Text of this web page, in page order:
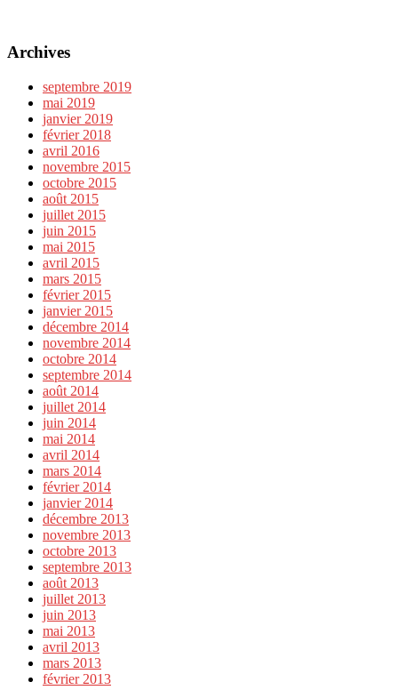
Archives
septembre 2019
mai 2019
janvier 2019
février 2018
avril 2016
novembre 2015
octobre 2015
août 2015
juillet 2015
juin 2015
mai 2015
avril 2015
mars 2015
février 2015
janvier 2015
décembre 2014
novembre 2014
octobre 2014
septembre 2014
août 2014
juillet 2014
juin 2014
mai 2014
avril 2014
mars 2014
février 2014
janvier 2014
décembre 2013
novembre 2013
octobre 2013
septembre 2013
août 2013
juillet 2013
juin 2013
mai 2013
avril 2013
mars 2013
février 2013